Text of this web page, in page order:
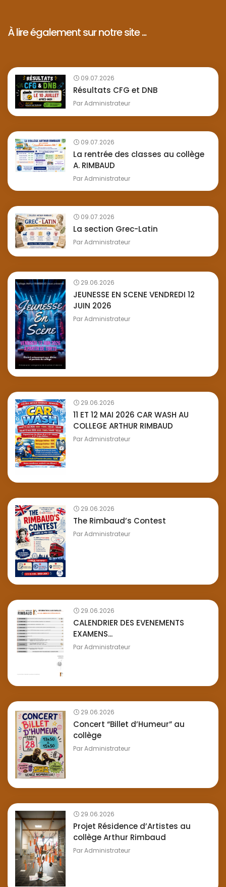
À lire également sur notre site ...
09.07.2026
Résultats CFG et DNB
ParAdministrateur
09.07.2026
La rentrée des classes au collège
A. RIMBAUD
ParAdministrateur
09.07.2026
La section Grec-Latin
ParAdministrateur
29.06.2026
JEUNESSE EN SCENE VENDREDI 12
JUIN 2026
ParAdministrateur
29.06.2026
11 ET 12 MAI 2026 CAR WASH AU
COLLEGE ARTHUR RIMBAUD
ParAdministrateur
29.06.2026
The Rimbaud’s Contest
ParAdministrateur
29.06.2026
CALENDRIER DES EVENEMENTS
EXAMENS...
ParAdministrateur
29.06.2026
Concert “Billet d’Humeur” au
collège
ParAdministrateur
29.06.2026
Projet Résidence d’Artistes au
collège Arthur Rimbaud
ParAdministrateur